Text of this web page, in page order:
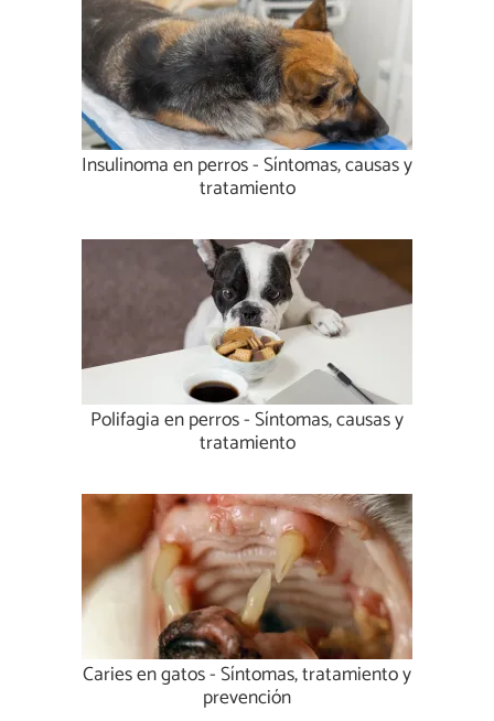
Insulinoma en perros - Síntomas, causas y
tratamiento
Polifagia en perros - Síntomas, causas y
tratamiento
Caries en gatos - Síntomas, tratamiento y
prevención